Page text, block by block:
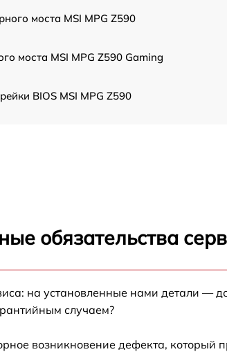
моста MSI MPG Z590
моста MSI MPG Z590 Gaming
BIOS MSI MPG Z590
обязательства
на установленные нами детали —
случаем?
возникновение дефекта, который